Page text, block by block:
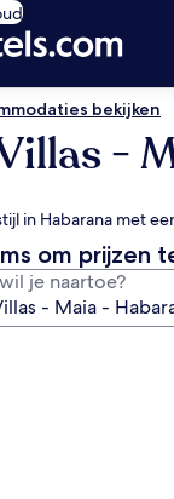
bekijken
-
in Habarana met
om prijzen
je naartoe?